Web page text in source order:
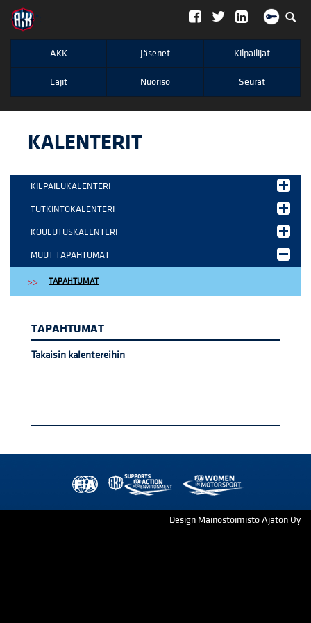
";
AKK Jäsenet Kilpailijat
Lajit Nuoriso Seurat
KALENTERIT
KILPAILUKALENTERI
TUTKINTOKALENTERI
KOULUTUSKALENTERI
MUUT TAPAHTUMAT
TAPAHTUMAT
TAPAHTUMAT
Takaisin kalentereihin
Design Mainostoimisto Ajaton Oy